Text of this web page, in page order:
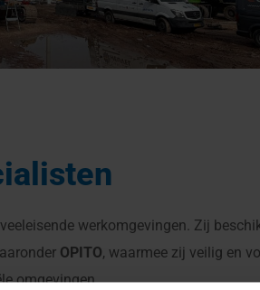
werkomgevingen. Zij
OPITO, waarmee zij veilig en
omgevingen.